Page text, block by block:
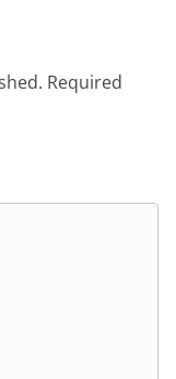
Required